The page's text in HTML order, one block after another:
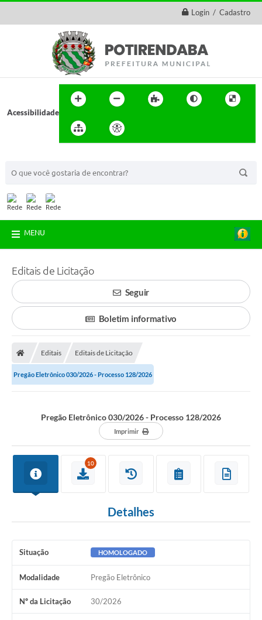
Login / Cadastro
Acessibilidade
MENU
Editais de Licitação
Seguir
Boletim informativo
Editais Editais de Licitação
Pregão Eletrônico 030/2026 - Processo 128/2026
Pregão Eletrônico 030/2026 - Processo 128/2026
Imprimir
10
Detalhes
Situação HOMOLOGADO
Modalidade Pregão Eletrônico
Nº da Licitação 30/2026